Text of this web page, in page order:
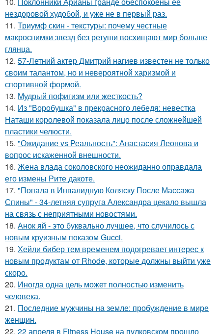
нездоровой худобой, и уже не в первый раз.
11. Триумф скин - текстуры: почему честные
макроснимки звезд без ретуши восхищают мир больше
глянца.
12. 57-Летний актер Дмитрий нагиев известен не только
своим талантом, но и невероятной харизмой и
спортивной формой.
13. Мудрый пофигизм или жесткость?
14. Из "Воробушка" в прекрасного лебедя: невестка
Наташи королевой показала лицо после сложнейшей
пластики челюсти.
15. "Ожидание vs Реальность": Анастасия Леонова и
вопрос искаженной внешности.
16. Жена влада соколовского неожиданно оправдала
его измены Рите дакоте.
17. "Попала в Инвалидную Коляску После Массажа
Спины" - 34-летняя супруга Александра цекало вышла
на связь с неприятными новостями.
18. Анок яй - это буквально лучшее, что случилось с
новым круизным показом Gucci.
19. Хейли бибер тем временем подогревает интерес к
новым продуктам от Rhode, которые должны выйти уже
скоро.
20. Иногда одна цель может полностью изменить
человека.
21. Последние мужчины на земле: пробуждение в мире
женщин.
22. 22 апреля в Fitness House на пулковском прошло